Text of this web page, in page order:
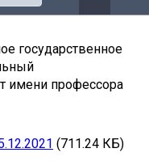
государственное
имени профессора
(711.24 КБ)